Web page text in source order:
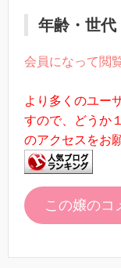
年齢・世代
会員になって閲
より多くのユー
すので、どうか
のアクセスをお
この嬢のコ